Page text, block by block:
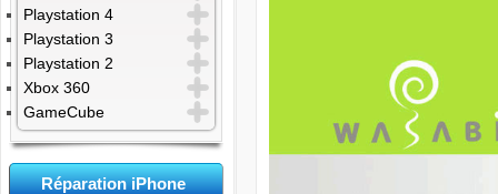
Playstation 4
Playstation 3
Playstation 2
Xbox 360
GameCube
Réparation iPhone